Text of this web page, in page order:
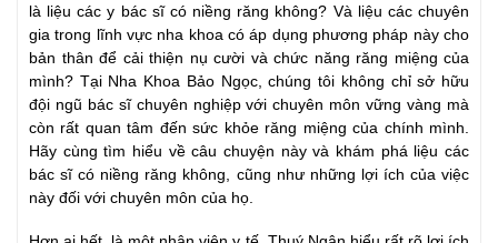
là liệu các y bác sĩ có niềng răng không? Và liệu các chuyên
gia trong lĩnh vực nha khoa có áp dụng phương pháp này cho
bản thân để cải thiện nụ cười và chức năng răng miệng của
mình? Tại Nha Khoa Bảo Ngọc, chúng tôi không chỉ sở hữu
đội ngũ bác sĩ chuyên nghiệp với chuyên môn vững vàng mà
còn rất quan tâm đến sức khỏe răng miệng của chính mình.
Hãy cùng tìm hiểu về câu chuyện này và khám phá liệu các
bác sĩ có niềng răng không, cũng như những lợi ích của việc
này đối với chuyên môn của họ.